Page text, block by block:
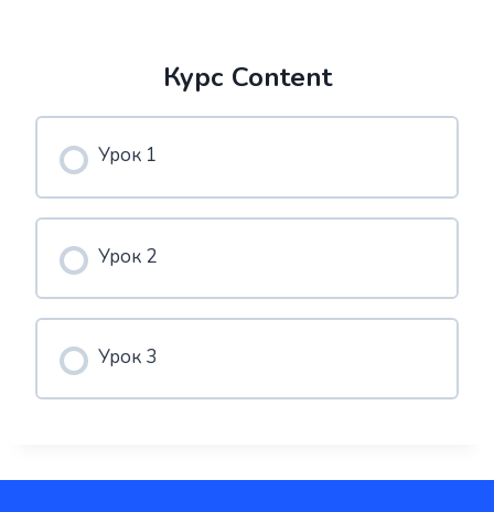
Курс Content
Урок 1
Урок 2
Урок 3